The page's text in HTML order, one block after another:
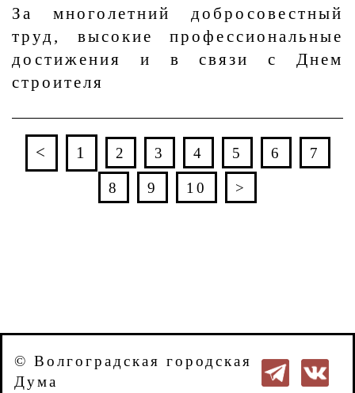
За многолетний добросовестный
труд, высокие профессиональные
достижения и в связи с Днем
строителя
< 1 2 3 4 5 6 7
8 9 10 >
© Волгоградская городская
Дума